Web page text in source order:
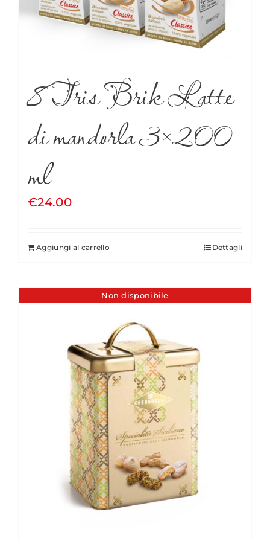
8 Tris Brik Latte
di mandorla 3×200
ml
€24.00
Aggiungi al carrello Dettagli
Non disponibile